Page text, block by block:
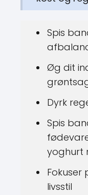
Spis
Øg dit
Dyrk
Spis
livsstil